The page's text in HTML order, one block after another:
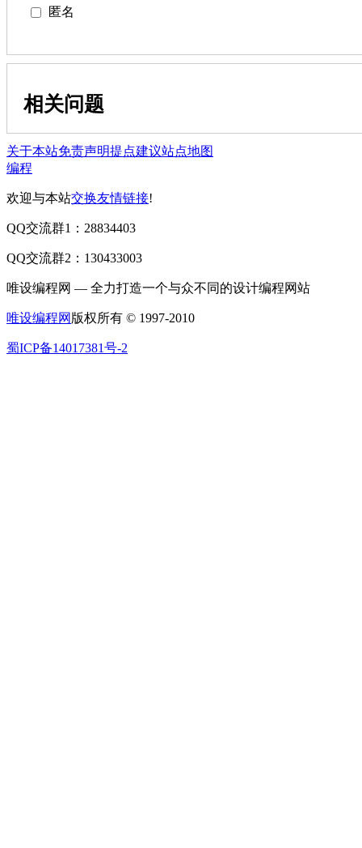
匿名
相关问题
关于本站免责声明提点建议站点地图
编程
欢迎与本站交换友情链接!
QQ交流群1：28834403
QQ交流群2：130433003
唯设编程网 — 全力打造一个与众不同的设计编程网站
唯设编程网 版权所有 © 1997-2010
蜀ICP备14017381号-2